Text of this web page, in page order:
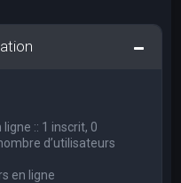
:: 1 inscrit, 0
d’utilisateurs
en ligne